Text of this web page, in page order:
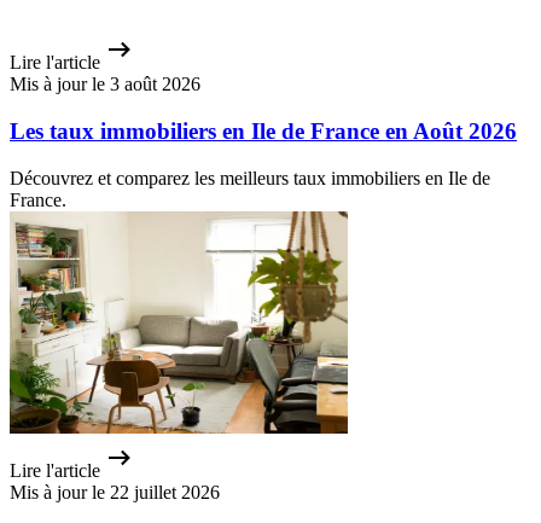
Lire l'article
Mis à jour le 3 août 2026
Les taux immobiliers en Ile de France en Août 2026
Découvrez et comparez les meilleurs taux immobiliers en Ile de
France.
Lire l'article
Mis à jour le 22 juillet 2026